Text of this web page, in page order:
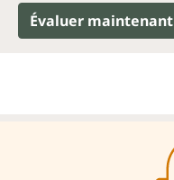
Évaluer maintenant